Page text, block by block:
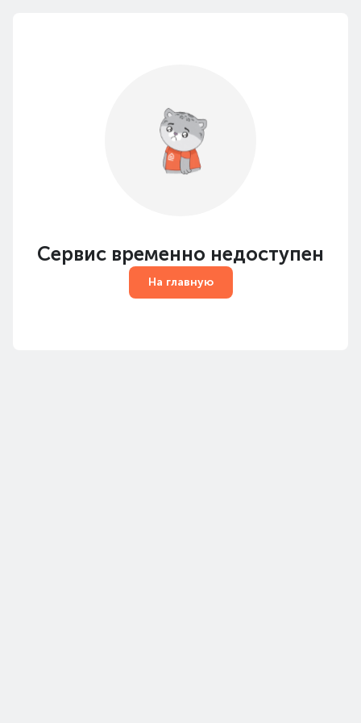
Сервис временно недоступен
На главную